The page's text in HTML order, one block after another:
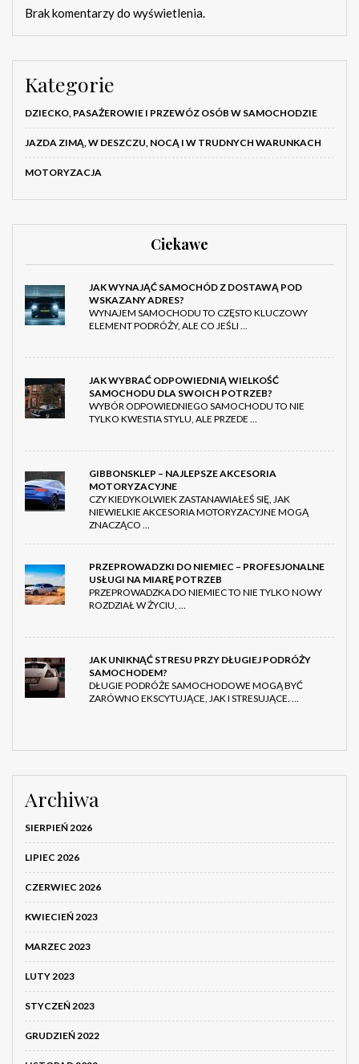
Brak komentarzy do wyświetlenia.
Kategorie
DZIECKO, PASAŻEROWIE I PRZEWÓZ OSÓB W SAMOCHODZIE
JAZDA ZIMĄ, W DESZCZU, NOCĄ I W TRUDNYCH WARUNKACH
MOTORYZACJA
Ciekawe
JAK WYNAJĄĆ SAMOCHÓD Z DOSTAWĄ POD
WSKAZANY ADRES?
WYNAJEM SAMOCHODU TO CZĘSTO KLUCZOWY
ELEMENT PODRÓŻY, ALE CO JEŚLI …
JAK WYBRAĆ ODPOWIEDNIĄ WIELKOŚĆ
SAMOCHODU DLA SWOICH POTRZEB?
WYBÓR ODPOWIEDNIEGO SAMOCHODU TO NIE
TYLKO KWESTIA STYLU, ALE PRZEDE …
GIBBONSKLEP – NAJLEPSZE AKCESORIA
MOTORYZACYJNE
CZY KIEDYKOLWIEK ZASTANAWIAŁEŚ SIĘ, JAK
NIEWIELKIE AKCESORIA MOTORYZACYJNE MOGĄ
ZNACZĄCO …
PRZEPROWADZKI DO NIEMIEC – PROFESJONALNE
USŁUGI NA MIARĘ POTRZEB
PRZEPROWADZKA DO NIEMIEC TO NIE TYLKO NOWY
ROZDZIAŁ W ŻYCIU, …
JAK UNIKNĄĆ STRESU PRZY DŁUGIEJ PODRÓŻY
SAMOCHODEM?
DŁUGIE PODRÓŻE SAMOCHODOWE MOGĄ BYĆ
ZARÓWNO EKSCYTUJĄCE, JAK I STRESUJĄCE. …
Archiwa
SIERPIEŃ 2026
LIPIEC 2026
CZERWIEC 2026
KWIECIEŃ 2023
MARZEC 2023
LUTY 2023
STYCZEŃ 2023
GRUDZIEŃ 2022